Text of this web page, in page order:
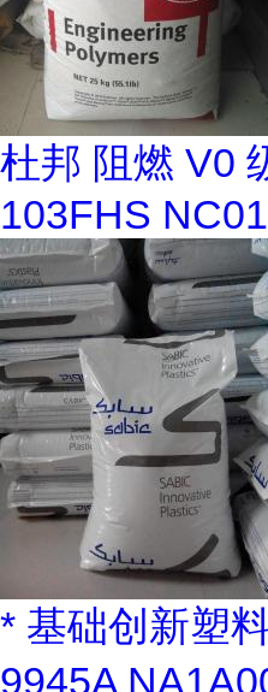
杜邦 阻燃 V0
103FHS
* 基础创新塑
9945A